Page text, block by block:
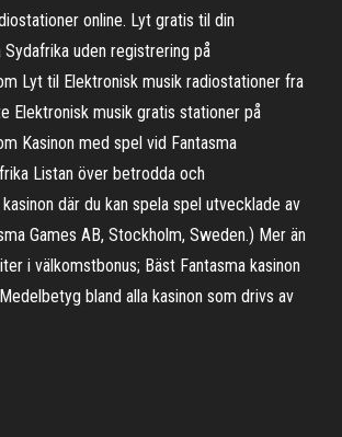
online. Lyt gratis til din
Sydafrika uden registrering på
Lyt til Elektronisk musik radiostationer fra
Elektronisk musik gratis stationer på
Kasinon med spel vid Fantasma
Listan över betrodda och
där du kan spela spel utvecklade av
Games AB, Stockholm, Sweden.) Mer än
i välkomstbonus; Bäst Fantasma kasinon
bland alla kasinon som drivs av